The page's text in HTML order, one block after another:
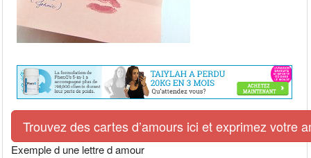
Trouvez des cartes d’amours ici et exprimez votre
Exemple d une lettre d amour